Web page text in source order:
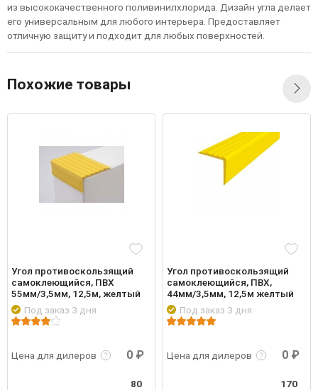
из высококачественного поливинилхлорида. Дизайн угла делает
его универсальным для любого интерьера. Предоставляет
отличную защиту и подходит для любых поверхностей.
Похожие товары
Угол противоскользящий
самоклеющийся, ПВХ
55мм/3,5мм, 12,5м, желтый
Под заказ 3 дня
Цена для дилеров 0 ₽
80
Угол противоскользящий
самоклеющийся, ПВХ,
44мм/3,5мм, 12,5м желтый
Под заказ 3 дня
Цена для дилеров
Подробнее
0 ₽
170